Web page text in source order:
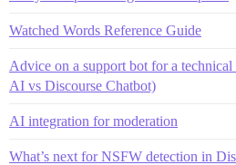
Watched Words Reference Guide
Advice on a support bot for a
AI vs Discourse Chatbot)
AI integration for moderation
What’s next for NSFW detection in